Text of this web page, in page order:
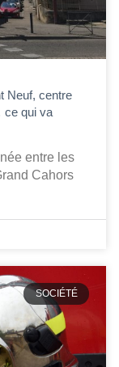
Neuf, centre
ce qui va
entre les
Cahors
SOCIÉTÉ